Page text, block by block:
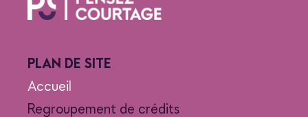
PLAN DE SITE
Accueil
Regroupement de crédits